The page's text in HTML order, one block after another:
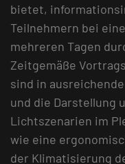
bietet,
Teilnehmern bei
mehreren Tagen
Zeitgemäße
sind in
und die Darstellung
Lichtszenarien im
wie eine
der Klimatisierung